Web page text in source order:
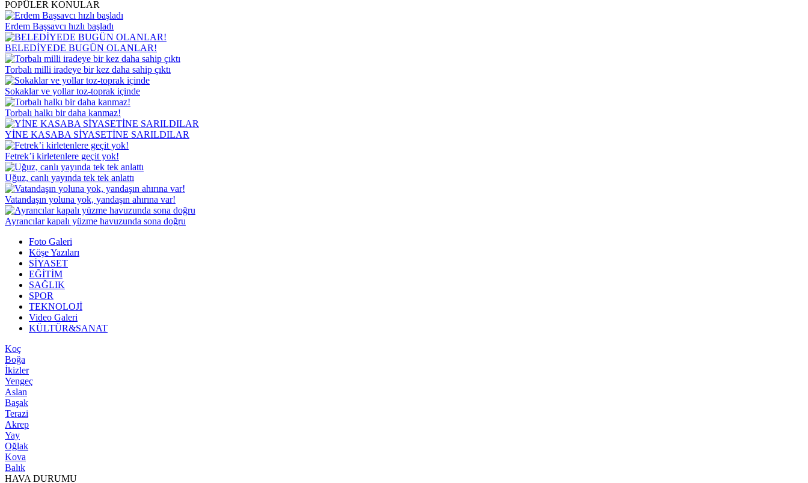
POPÜLER KONULAR
Erdem Başsavcı hızlı başladı
BELEDİYEDE BUGÜN OLANLAR!
Torbalı milli iradeye bir kez daha sahip çıktı
Sokaklar ve yollar toz-toprak içinde
Torbalı halkı bir daha kanmaz!
YİNE KASABA SİYASETİNE SARILDILAR
Fetrek’i kirletenlere geçit yok!
Uğuz, canlı yayında tek tek anlattı
Vatandaşın yoluna yok, yandaşın ahırına var!
Ayrancılar kapalı yüzme havuzunda sona doğru
Foto Galeri
Köşe Yazıları
SİYASET
EĞİTİM
SAĞLIK
SPOR
TEKNOLOJİ
Video Galeri
KÜLTÜR&SANAT
Koç
Boğa
İkizler
Yengeç
Aslan
Başak
Terazi
Akrep
Yay
Oğlak
Kova
Balık
HAVA DURUMU